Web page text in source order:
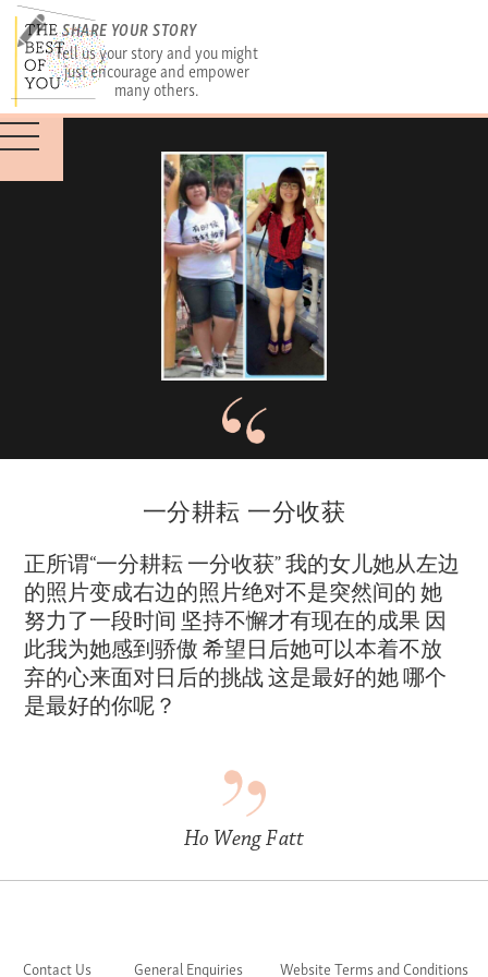
SHARE YOUR STORY
Tell us your story and you might
just encourage and empower
many others.
一分耕耘 一分收获
正所谓“一分耕耘 一分收获” 我的女儿她从左边
的照片变成右边的照片绝对不是突然间的 她
努力了一段时间 坚持不懈才有现在的成果 因
此我为她感到骄傲 希望日后她可以本着不放
弃的心来面对日后的挑战 这是最好的她 哪个
是最好的你呢？
Ho Weng Fatt
Contact Us General Enquiries Website Terms and Conditions